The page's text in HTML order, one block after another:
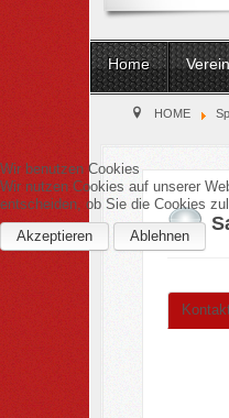
Home Verein
HOME
Wir benutzen Cookies
Wir nutzen Cookies auf unserer
entscheiden, ob Sie die Cookies
Akzeptieren
Ablehnen